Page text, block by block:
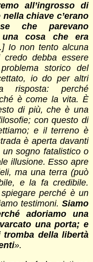
all’ingrosso di
chiave c’erano
che parevano
una cosa che era
Io non tento alcuna
debba essere
storico del
io do per altri
risposta: perché
è come la vita. È
di più, che è una
con questo di
e il terreno è
è aperta davanti
un sogno fatalistico o
illusione. Esso apre
ma una terra (può
e la fa credibile.
perché è un
testimoni. Siamo
adoriamo una
una porta; e
della libertà
».